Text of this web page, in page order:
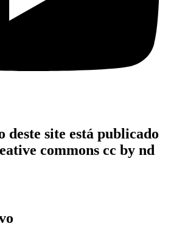
deste site está publicado
commons cc by nd